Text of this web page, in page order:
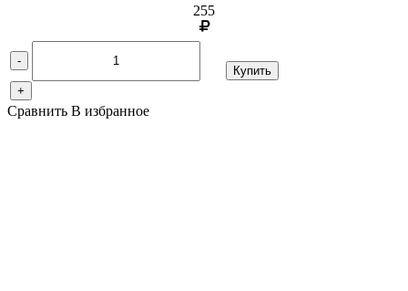
255
-
+
Купить
Сравнить В избранное